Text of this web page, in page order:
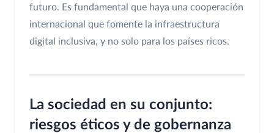
futuro. Es fundamental que haya una cooperación
internacional que fomente la infraestructura
digital inclusiva, y no solo para los países ricos.
La sociedad en su conjunto:
riesgos éticos y de gobernanza